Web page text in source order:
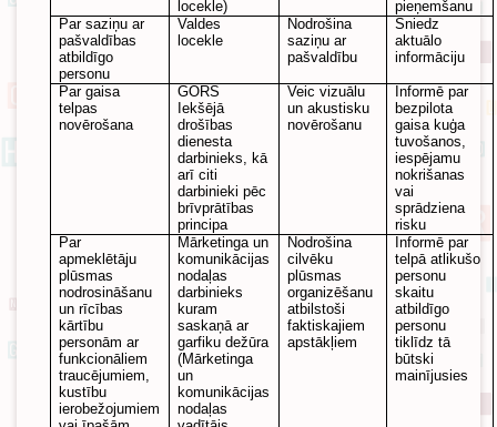
locekle)
pieņemšanu
Par saziņu ar
pašvaldības
atbildīgo
personu
Valdes
locekle
Nodrošina
saziņu ar
pašvaldību
Sniedz
aktuālo
informāciju
Par gaisa
telpas
novērošana
GORS
Iekšējā
drošības
dienesta
darbinieks, kā
arī citi
darbinieki pēc
brīvprātības
principa
Veic vizuālu
un akustisku
novērošanu
Informē par
bezpilota
gaisa kuģa
tuvošanos,
iespējamu
nokrišanas
vai
sprādziena
risku
Par
apmeklētāju
plūsmas
nodrosināšanu
un rīcības
kārtību
personām ar
funkcionāliem
traucējumiem,
kustību
ierobežojumiem
Mārketinga un
komunikācijas
nodaļas
darbinieks
kuram
saskaņā ar
garfiku dežūra
(Mārketinga
un
komunikācijas
nodaļas
Nodrošina
cilvēku
plūsmas
organizēšanu
atbilstoši
faktiskajiem
apstākļiem
Informē par
telpā atlikušo
personu
skaitu
atbildīgo
personu
tiklīdz tā
būtski
mainījusies